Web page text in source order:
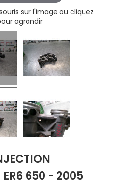
sur l'image ou cliquez
agrandir
ER6 650 - 2005